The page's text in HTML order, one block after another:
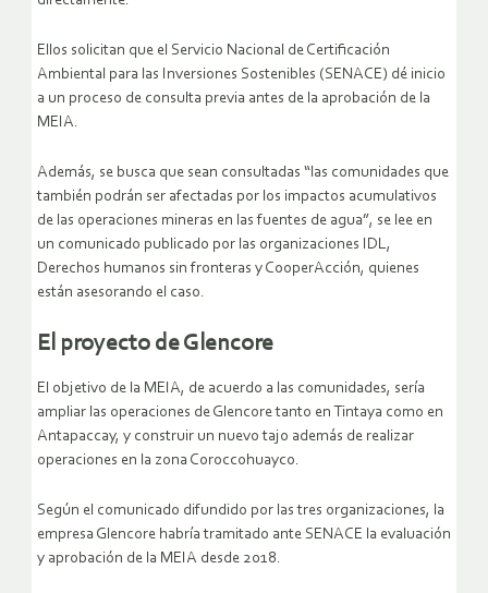
Ellos solicitan que el Servicio Nacional de Certificación
Ambiental para las Inversiones Sostenibles (SENACE) dé inicio
a un proceso de consulta previa antes de la aprobación de la
MEIA.
Además, se busca que sean consultadas “las comunidades que
también podrán ser afectadas por los impactos acumulativos
de las operaciones mineras en las fuentes de agua”, se lee en
un comunicado publicado por las organizaciones IDL,
Derechos humanos sin fronteras y CooperAcción, quienes
están asesorando el caso.
El proyecto de Glencore
El objetivo de la MEIA, de acuerdo a las comunidades, sería
ampliar las operaciones de Glencore tanto en Tintaya como en
Antapaccay, y construir un nuevo tajo además de realizar
operaciones en la zona Coroccohuayco.
Según el comunicado difundido por las tres organizaciones, la
empresa Glencore habría tramitado ante SENACE la evaluación
y aprobación de la MEIA desde 2018.